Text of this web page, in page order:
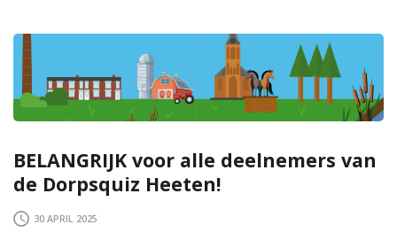
BELANGRIJK voor alle deelnemers van
de Dorpsquiz Heeten!
30 APRIL 2025